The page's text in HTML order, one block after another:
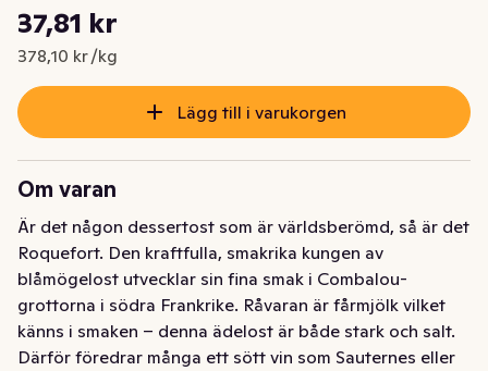
Nuvarande pris är: 37,81 kr
37,81 kr
378,10 kr /kg
Styckpris: 378,10 kr /kg
Lägg till i varukorgen
Om varan
Är det någon dessertost som är världsberömd, så är det
Roquefort. Den kraftfulla, smakrika kungen av
blåmögelost utvecklar sin fina smak i Combalou-
grottorna i södra Frankrike. Råvaran är fårmjölk vilket
känns i smaken – denna ädelost är både stark och salt.
Därför föredrar många ett sött vin som Sauternes eller